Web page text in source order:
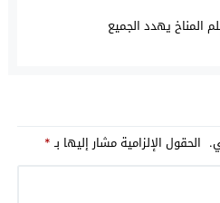
المناخ يهدد الجميع
الحقول الإلزامية مشار إليها بـ*